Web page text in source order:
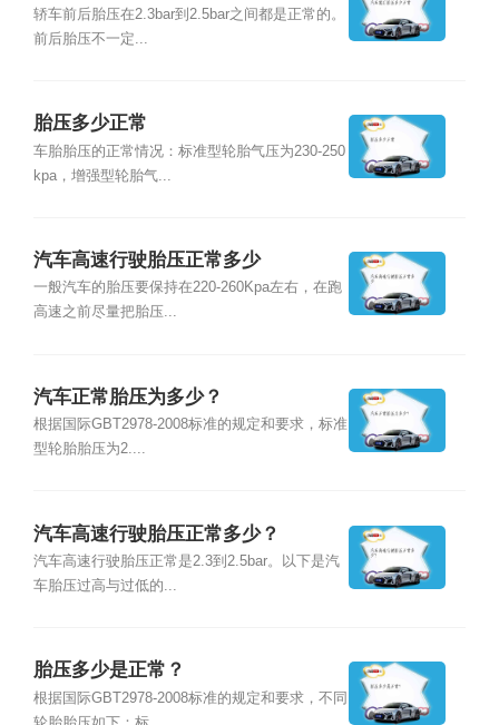
轿车前后胎压在2.3bar到2.5bar之间都是正常的。
前后胎压不一定...
胎压多少正常
车胎胎压的正常情况：标准型轮胎气压为230-250
kpa，增强型轮胎气...
汽车高速行驶胎压正常多少
一般汽车的胎压要保持在220-260Kpa左右，在跑
高速之前尽量把胎压...
汽车正常胎压为多少？
根据国际GBT2978-2008标准的规定和要求，标准
型轮胎胎压为2....
汽车高速行驶胎压正常多少？
汽车高速行驶胎压正常是2.3到2.5bar。以下是汽
车胎压过高与过低的...
胎压多少是正常？
根据国际GBT2978-2008标准的规定和要求，不同